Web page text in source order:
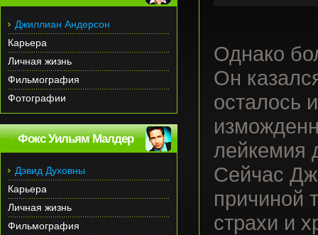
Однако
Он
осталось
лейкемия
Сейчас
причиной
страхи и
Джиллиан Андерсон
Карьера
Личная жизнь
Фильмография
Фотографии
Фокс Уильям Малдер
Дэвид Духовны
Карьера
Личная жизнь
Фильмография